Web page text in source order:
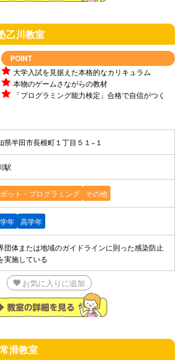
乙川教室
POINT
大学入試を見据えた本格的なカリキュラム
本物のゲームさながらの教材
「プログラミング能力検定」合格で自信がつく
県半田市長根町１丁目５１−１
駅
ット・プログラミング その他
年 高学年
団体または地域のガイドラインに則った感染防止
実施している
お気に入りに追加
常滑教室